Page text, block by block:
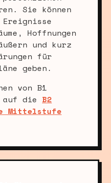
Sie können
Ereignisse
Hoffnungen
und kurz
für
geben.
von B1
auf die B2
Mittelstufe